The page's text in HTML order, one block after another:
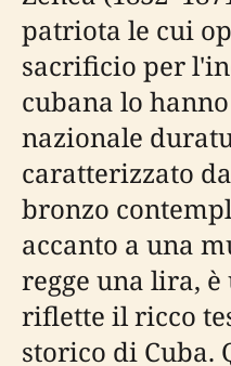
patriota le cui
sacrificio per
cubana lo
nazionale
caratterizzato
bronzo
accanto a una
regge una lira,
riflette il ricco
storico di Cuba.